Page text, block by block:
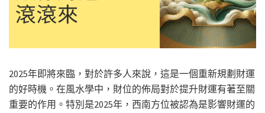
2025年即將來臨，對於許多人來說，這是一個重新規劃財運
的好時機。在風水學中，財位的佈局對於提升財運有著至關
重要的作用。特別是2025年，西南方位被認為是影響財運的